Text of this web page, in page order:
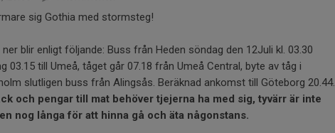
sig Gothia med stormsteg!
ner blir enligt följande: Buss från Heden söndag den 12Juli kl. 03.30
03.15 till Umeå, tåget går 07.18 från Umeå Central, byte av tåg i
slutligen buss från Alingsås. Beräknad ankomst till Göteborg 20.44.
och pengar till mat behöver tjejerna ha med sig, tyvärr är inte
nog långa för att hinna gå och äta någonstans.